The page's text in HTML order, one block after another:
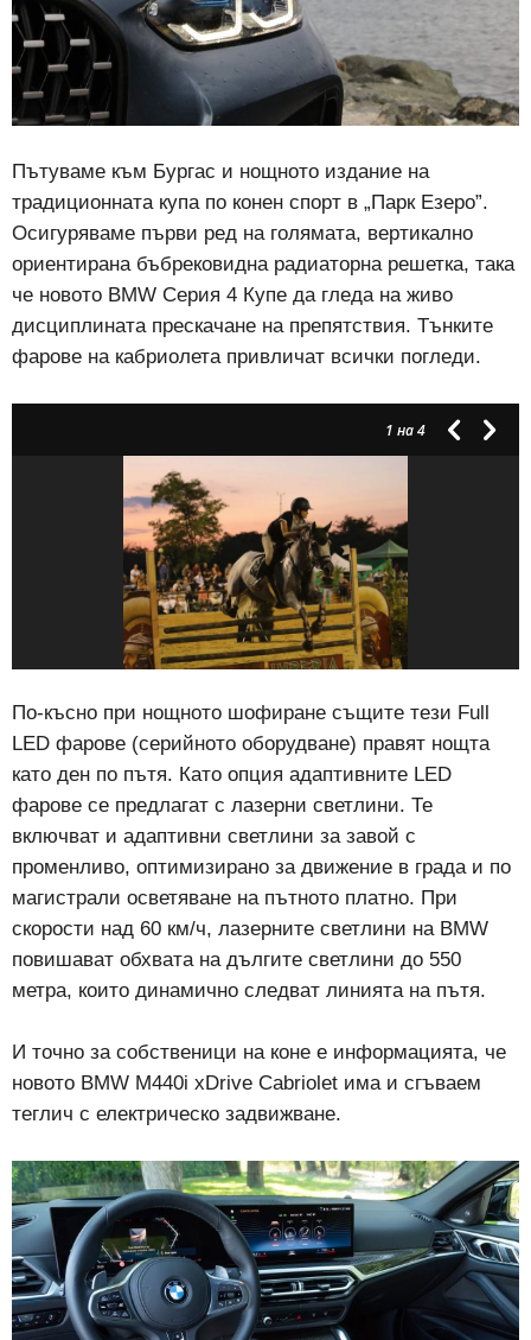
Пътуваме към Бургас и нощното издание на
традиционната купа по конен спорт в „Парк Езеро”.
Осигуряваме първи ред на голямата, вертикално
ориентирана бъбрековидна радиаторна решетка, така
че новото BMW Серия 4 Купе да гледа на живо
дисциплината прескачане на препятствия. Тънките
фарове на кабриолета привличат всички погледи.
1 на 4
По-късно при нощното шофиране същите тези Full
LED фарове (серийното оборудване) правят нощта
като ден по пътя. Като опция адаптивните LED
фарове се предлагат с лазерни светлини. Те
включват и адаптивни светлини за завой с
променливо, оптимизирано за движение в града и по
магистрали осветяване на пътното платно. При
скорости над 60 км/ч, лазерните светлини на BMW
повишават обхвата на дългите светлини до 550
метра, които динамично следват линията на пътя.
И точно за собственици на коне е информацията, че
новото BMW M440i xDrive Cabriolet има и сгъваем
теглич с електрическо задвижване.